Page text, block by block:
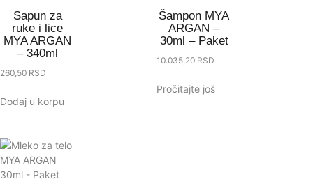
Sapun za
ruke i lice
MYA ARGAN
– 340ml
260,50 RSD
Dodaj u korpu
Šampon MYA
ARGAN –
30ml – Paket
10.035,20 RSD
Pročitajte još